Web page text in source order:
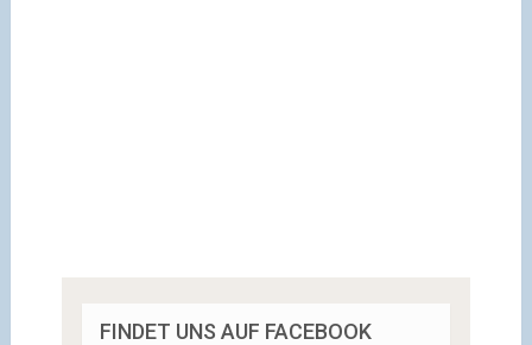
FINDET UNS AUF FACEBOOK